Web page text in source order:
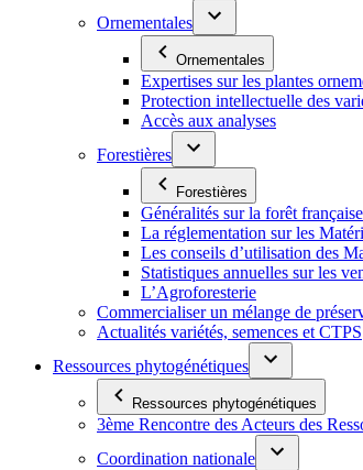
Ornementales
Ornementales
Expertises sur les plantes
Protection intellectuelle des
Accès aux analyses
Forestières
Forestières
Généralités sur la forêt française
La réglementation sur les
Les conseils d’utilisation des
Statistiques annuelles sur les
L’Agroforesterie
Commercialiser un mélange de
Actualités variétés, semences et CTPS
Ressources phytogénétiques
Ressources phytogénétiques
3ème Rencontre des Acteurs des
Coordination nationale